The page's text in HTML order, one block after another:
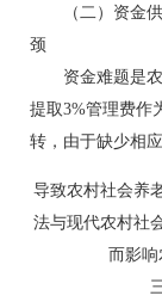
（二）资金供
颈
资金难题是农
提取3%管理费作
转，由于缺少相
导致农村社会养
法与现代农村社
而影响
三